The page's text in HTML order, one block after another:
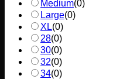
Medium(0)
Large(0)
XL(0)
28(0)
30(0)
32(0)
34(0)